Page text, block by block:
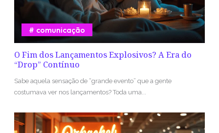
O Fim dos Lançamentos Explosivos? A Era do
“Drop” Contínuo
comunicação
Sabe aquela sensação de “grande evento” que a gente
costumava ver nos lançamentos? Toda uma...